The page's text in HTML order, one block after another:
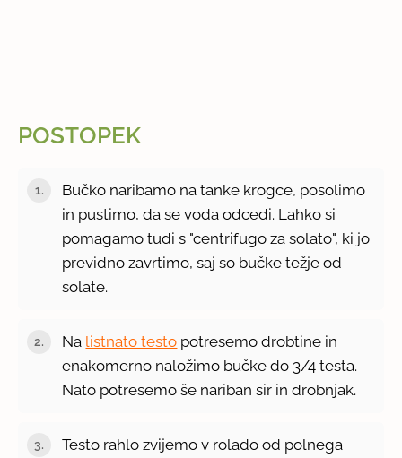
POSTOPEK
Bučko naribamo na tanke krogce, posolimo
in pustimo, da se voda odcedi. Lahko si
pomagamo tudi s "centrifugo za solato", ki jo
previdno zavrtimo, saj so bučke težje od
solate.
Na listnato testo potresemo drobtine in
enakomerno naložimo bučke do 3/4 testa.
Nato potresemo še nariban sir in drobnjak.
Testo rahlo zvijemo v rolado od polnega